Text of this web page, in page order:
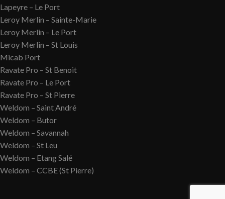
Lapeyre – Le Port
Leroy Merlin – Sainte-Marie
Leroy Merlin – Le Port
Leroy Merlin – St Louis
Micab Port
Ravate Pro – St Benoit
Ravate Pro – Le Port
Ravate Pro – St Pierre
Weldom – Saint André
Weldom – Butor
Weldom – Savannah
Weldom – St Leu
Weldom – Etang Salé
Weldom – CCBE (St Pierre)